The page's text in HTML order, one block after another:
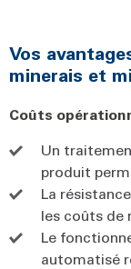
Vos
minerais et
Coûts
Un
produit
La
les coûts de
Le
automatisé